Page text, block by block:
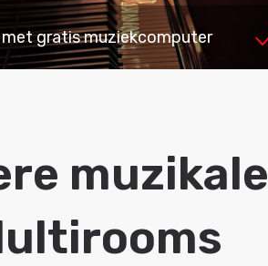
gratis muziekcomputer
muzikale